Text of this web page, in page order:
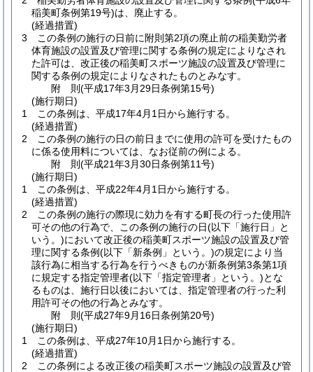
稲美町条例第19号)は、廃止する。
(経過措置)
3
この条例の施行の日前に附則第2項の廃止前の稲美勤労者
体育施設の設置及び管理に関する条例の規定によりなされ
た許可は、改正後の稲美町スポーツ施設の設置及び管理に
関する条例の規定によりなされたものとみなす。
附 則(平成17年3月29日条例第15号)
(施行期日)
1
この条例は、平成17年4月1日から施行する。
(経過措置)
2
この条例の施行の日の前日までに使用の許可を受けたもの
に係る使用料については、なお従前の例による。
附 則(平成21年3月30日条例第11号)
(施行期日)
1
この条例は、平成22年4月1日から施行する。
(経過措置)
2
この条例の施行の際現に効力を有する町長の行った使用許
可その他の行為で、この条例の施行の日(以下「施行日」と
いう。)において改正後の稲美町スポーツ施設の設置及び管
理に関する条例(以下「新条例」という。)の規定により当
該行為に相当する行為を行うべきものが新条例第3条第1項
に規定する指定管理者(以下「指定管理者」という。)とな
るものは、施行日以後においては、指定管理者の行った利
用許可その他の行為とみなす。
附 則(平成27年9月16日条例第20号)
(施行期日)
1
この条例は、平成27年10月1日から施行する。
(経過措置)
2
この条例による改正後の稲美町スポーツ施設の設置及び管